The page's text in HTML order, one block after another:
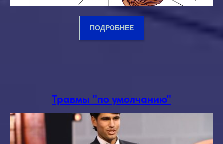
ПОДРОБНЕЕ
Травмы "по умолчанию"